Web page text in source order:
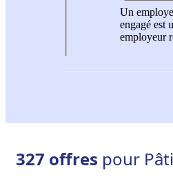
Un
engagé est
employeur
327 offres pour